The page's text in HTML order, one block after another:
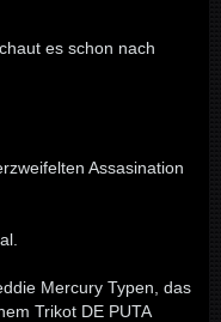
es schon nach
Assasination
Mercury Typen, das
Trikot DE PUTA